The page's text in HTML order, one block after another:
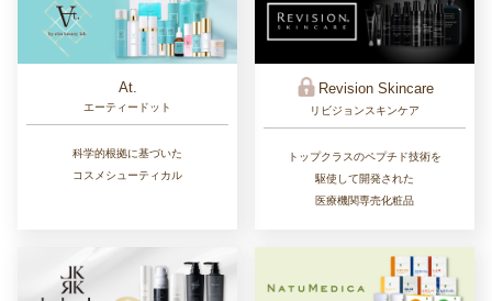
At.
エーティードット
科学的根拠に基づいた
コスメシューティカル
Revision Skincare
リビジョンスキンケア
トップクラスのペプチド技術を
駆使して開発された
医療機関専売化粧品